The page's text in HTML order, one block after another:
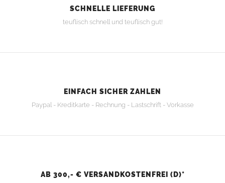
SCHNELLE LIEFERUNG
teuflisch schnell und teuflisch gut!
EINFACH SICHER ZAHLEN
Paypal - Kreditkarte - Rechnung - Lastschrift - Vorkasse
AB 300,- € VERSANDKOSTENFREI (D)*